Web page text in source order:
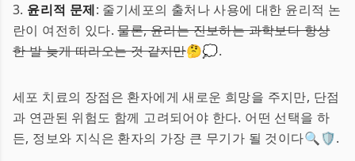
3. 윤리적 문제: 줄기세포의 출처나 사용에 대한 윤리적 논
란이 여전히 있다.물론, 윤리는 진보하는 과학보다 항상
한 발 늦게 따라오는 것 같지만🤔💭.
세포 치료의 장점은 환자에게 새로운 희망을 주지만, 단점
과 연관된 위험도 함께 고려되어야 한다. 어떤 선택을 하
든, 정보와 지식은 환자의 가장 큰 무기가 될 것이다🔍🛡.